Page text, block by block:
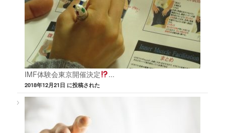
IMF体験会東京開催決定 ...
2018年12月21日 に投稿された